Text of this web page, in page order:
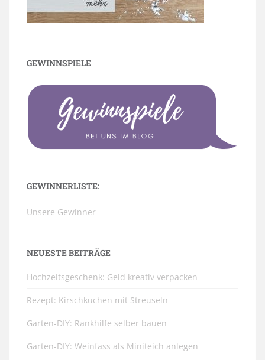
GEWINNSPIELE
GEWINNERLISTE:
Unsere Gewinner
NEUESTE BEITRÄGE
Hochzeitsgeschenk: Geld kreativ verpacken
Rezept: Kirschkuchen mit Streuseln
Garten-DIY: Rankhilfe selber bauen
Garten-DIY: Weinfass als Miniteich anlegen